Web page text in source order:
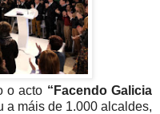
o acto “Facendo Galicia
a máis de 1.000 alcaldes,